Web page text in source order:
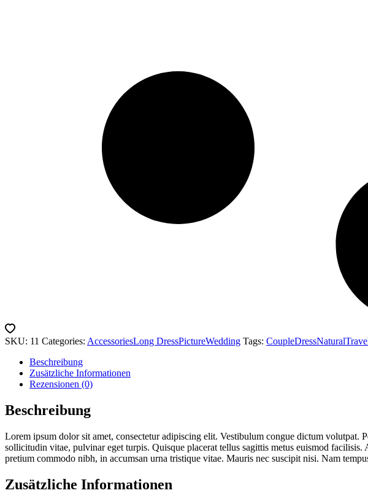
SKU: 11 Categories: AccessoriesLong DressPictureWedding Tags: CoupleDressNatural
Beschreibung
Zusätzliche Informationen
Rezensionen (0)
Beschreibung
Lorem ipsum dolor sit amet, consectetur adipiscing elit. Vestibulum congue dictum volutpat.
sollicitudin vitae, pulvinar eget turpis. Quisque placerat tellus sagittis metus euismod
pretium commodo nibh, in accumsan urna tristique vitae. Mauris nec suscipit nisi. Nam
Zusätzliche Informationen